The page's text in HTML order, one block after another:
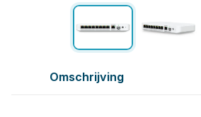
Omschrijving